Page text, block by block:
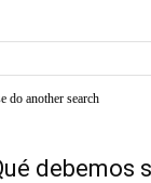
do another search
debemos